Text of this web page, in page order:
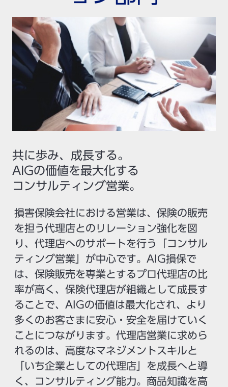
共に歩み、成長する。
AIGの価値を最大化する
コンサルティング営業。
損害保険会社における営業は、保険の販売
を担う代理店とのリレーション強化を図
り、代理店へのサポートを行う「コンサル
ティング営業」が中心です。AIG損保で
は、保険販売を専業とするプロ代理店の比
率が高く、保険代理店が組織として成長す
ることで、AIGの価値は最大化され、より
多くのお客さまに安心・安全を届けていく
ことにつながります。代理店営業に求めら
れるのは、高度なマネジメントスキルと
「いち企業としての代理店」を成長へと導
く、コンサルティング能力。商品知識を高